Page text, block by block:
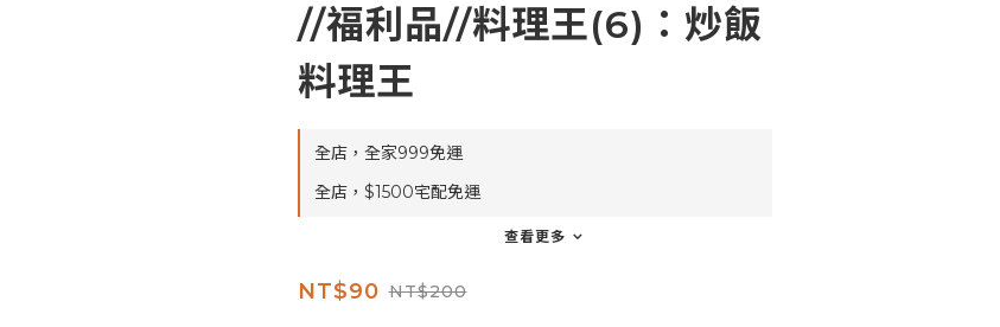
//福利品//料理王(6)：炒飯
料理王
全店，全家999免運
全店，$1500宅配免運
查看更多
NT$90 NT$200